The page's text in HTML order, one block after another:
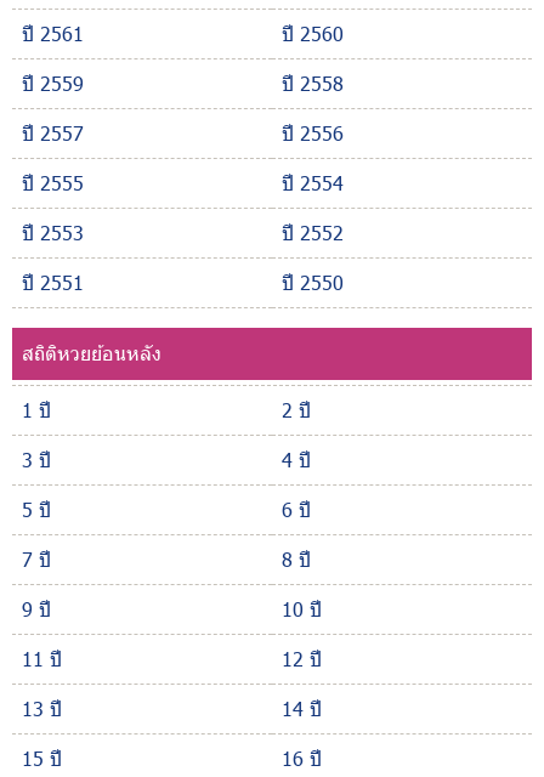
ปี 2561
ปี 2560
ปี 2559
ปี 2558
ปี 2557
ปี 2556
ปี 2555
ปี 2554
ปี 2553
ปี 2552
ปี 2551
ปี 2550
สถิติหวยย้อนหลัง
1 ปี
2 ปี
3 ปี
4 ปี
5 ปี
6 ปี
7 ปี
8 ปี
9 ปี
10 ปี
11 ปี
12 ปี
13 ปี
14 ปี
15 ปี
16 ปี